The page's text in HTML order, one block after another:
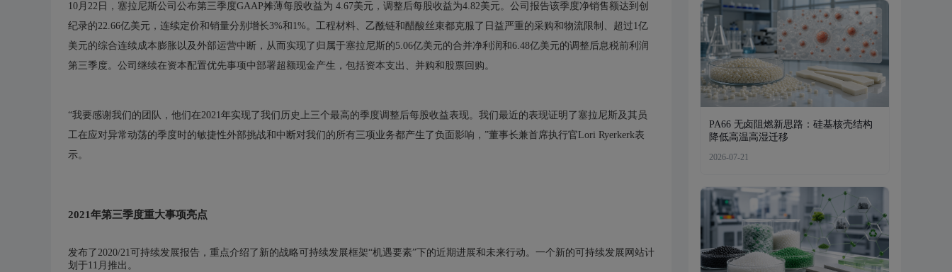
10月22日，塞拉尼斯公司公布第三季度GAAP摊薄每股收益为 4.67美元，调整后每股收益为4.82美元。公司报告该季度净销售额达到创
纪录的22.66亿美元，连续定价和销量分别增长3%和1%。工程材料、乙酰链和醋酸丝束都克服了日益严重的采购和物流限制、超过1亿
美元的综合连续成本膨胀以及外部运营中断，从而实现了归属于塞拉尼斯的5.06亿美元的合并净利润和6.48亿美元的调整后息税前利润
第三季度。公司继续在资本配置优先事项中部署超额现金产生，包括资本支出、并购和股票回购。
“我要感谢我们的团队，他们在2021年实现了我们历史上三个最高的季度调整后每股收益表现。我们最近的表现证明了塞拉尼斯及其员
工在应对异常动荡的季度时的敏捷性外部挑战和中断对我们的所有三项业务都产生了负面影响，”董事长兼首席执行官Lori Ryerkerk表
示。
2021年第三季度重大事项亮点
发布了2020/21可持续发展报告，重点介绍了新的战略可持续发展框架“机遇要素”下的近期进展和未来行动。一个新的可持续发展网站计
划于11月推出。
PA66 无卤阻燃新思路：硅基核壳结构
降低高温高湿迁移
2026-07-21